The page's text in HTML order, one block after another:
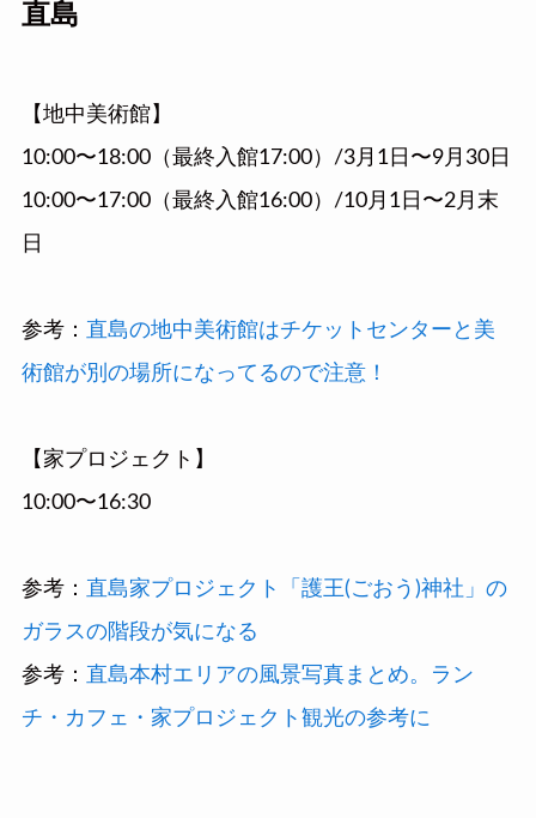
直島
【地中美術館】
10:00〜18:00（最終入館17:00）/3月1日〜9月30日
10:00〜17:00（最終入館16:00）/10月1日〜2月末
日
参考：
直島の地中美術館はチケットセンターと美
術館が別の場所になってるので注意！
【家プロジェクト】
10:00〜16:30
参考：
直島家プロジェクト「護王(ごおう)神社」の
ガラスの階段が気になる
参考：
直島本村エリアの風景写真まとめ。ラン
チ・カフェ・家プロジェクト観光の参考に